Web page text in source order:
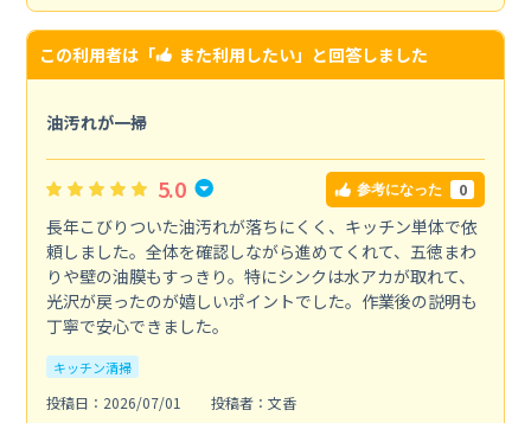
この利用者は「 また利用したい」と回答しました
油汚れが一掃
5.0 参考になった 0
長年こびりついた油汚れが落ちにくく、キッチン単体で依
頼しました。全体を確認しながら進めてくれて、五徳まわ
りや壁の油膜もすっきり。特にシンクは水アカが取れて、
光沢が戻ったのが嬉しいポイントでした。作業後の説明も
丁寧で安心できました。
キッチン清掃
投稿日：2026/07/01
投稿者：文香